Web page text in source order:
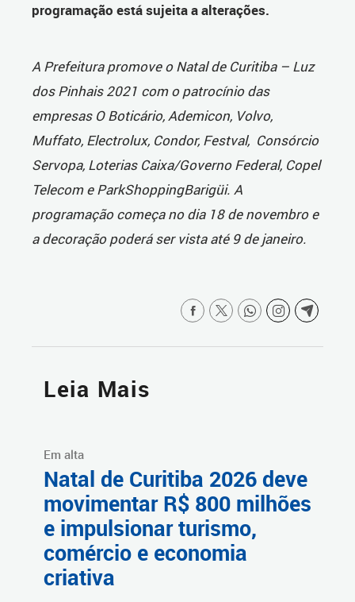
programação está sujeita a alterações.
A Prefeitura promove o Natal de Curitiba – Luz
dos Pinhais 2021 com o patrocínio das
empresas O Boticário, Ademicon, Volvo,
Muffato, Electrolux, Condor, Festval, Consórcio
Servopa, Loterias Caixa/Governo Federal, Copel
Telecom e ParkShoppingBarigüi. A
programação começa no dia 18 de novembro e
a decoração poderá ser vista até 9 de janeiro.
Leia Mais
Em alta
Natal de Curitiba 2026 deve
movimentar R$ 800 milhões
e impulsionar turismo,
comércio e economia
criativa